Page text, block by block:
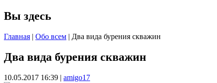
Вы здесь
Главная | Обо всем | Два вида бурения скважин
Два вида бурения скважин
10.05.2017 16:39 | amigo17